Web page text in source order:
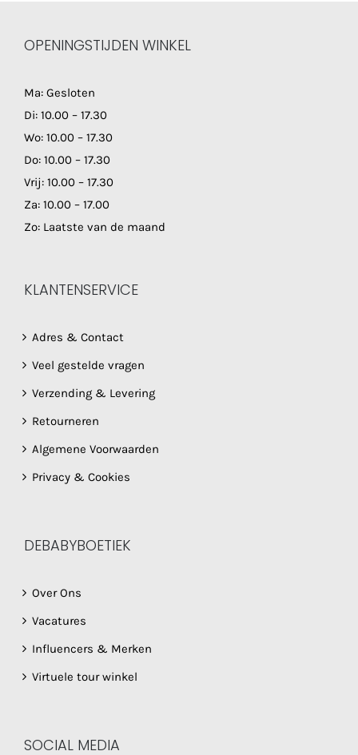
OPENINGSTIJDEN WINKEL
Ma: Gesloten
Di: 10.00 – 17.30
Wo: 10.00 – 17.30
Do: 10.00 – 17.30
Vrij: 10.00 – 17.30
Za: 10.00 – 17.00
Zo: Laatste van de maand
KLANTENSERVICE
Adres & Contact
Veel gestelde vragen
Verzending & Levering
Retourneren
Algemene Voorwaarden
Privacy & Cookies
DEBABYBOETIEK
Over Ons
Vacatures
Influencers & Merken
Virtuele tour winkel
SOCIAL MEDIA